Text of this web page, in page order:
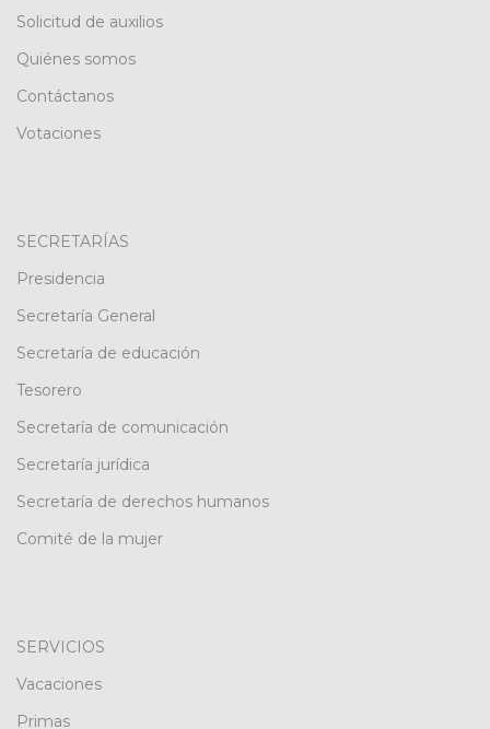
Solicitud de auxilios
Quiénes somos
Contáctanos
Votaciones
SECRETARÍAS
Presidencia
Secretaría General
Secretaría de educación
Tesorero
Secretaría de comunicación
Secretaría jurídica
Secretaría de derechos humanos
Comité de la mujer
SERVICIOS
Vacaciones
Primas